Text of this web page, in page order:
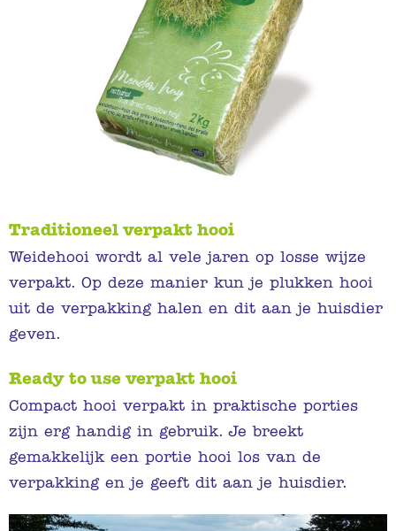
Traditioneel verpakt hooi
Weidehooi wordt al vele jaren op losse wijze
verpakt. Op deze manier kun je plukken hooi
uit de verpakking halen en dit aan je huisdier
geven.
Ready to use verpakt hooi
Compact hooi verpakt in praktische porties
zijn erg handig in gebruik. Je breekt
gemakkelijk een portie hooi los van de
verpakking en je geeft dit aan je huisdier.